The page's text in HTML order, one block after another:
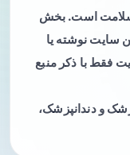
سلامت است. بخش
سایت نوشته یا
فقط با ذکر منبع
و دندانپزشک،